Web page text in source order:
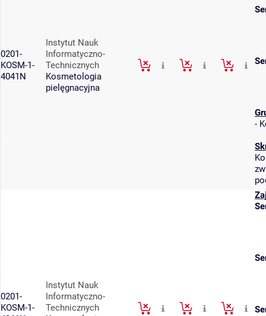
0201-
KOSM-1-
4041N
Instytut Nauk
Informatyczno-
Technicznych
Kosmetologia
pielęgnacyjna
-
0201-
KOSM-1-
Instytut Nauk
Informatyczno-
Technicznych